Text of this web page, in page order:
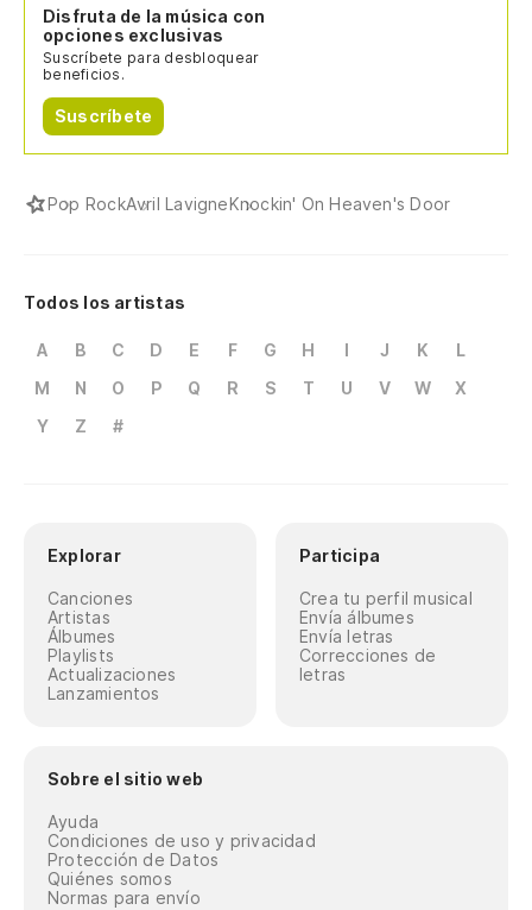
Disfruta de la música con
opciones exclusivas
Suscríbete para desbloquear
beneficios.
Suscríbete
Pop RockAvril LavigneKnockin' On Heaven's Door
Todos los artistas
A B C D E F G H I J K
L
M
N O P Q R S T U V W
X
Y
Z #
Explorar
Canciones
Artistas
Álbumes
Playlists
Actualizaciones
Lanzamientos
Participa
Crea tu perfil musical
Envía álbumes
Envía letras
Correcciones de
letras
Sobre el sitio web
Ayuda
Condiciones de uso y privacidad
Protección de Datos
Quiénes somos
Normas para envío